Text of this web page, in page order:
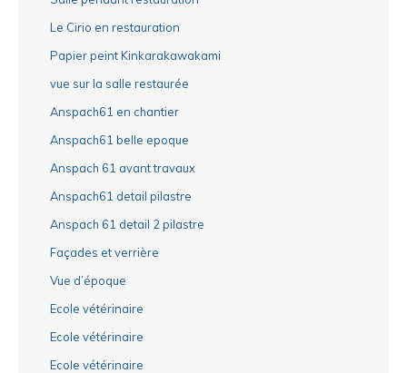
Le Cirio en restauration
Papier peint Kinkarakawakami
vue sur la salle restaurée
Anspach61 en chantier
Anspach61 belle epoque
Anspach 61 avant travaux
Anspach61 detail pilastre
Anspach 61 detail 2 pilastre
Façades et verrière
Vue d’époque
Ecole vétérinaire
Ecole vétérinaire
Ecole vétérinaire